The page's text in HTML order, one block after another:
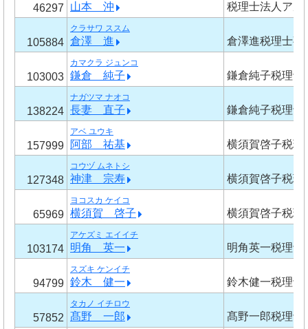
46297 山本 沖 税理士法人アル
105884
クラサワ ススム
倉澤 進 倉澤進税理士事
103003
カマクラ ジュンコ
鎌倉 純子 鎌倉純子税理士
138224
ナガツマ ナオコ
長妻 直子 鎌倉純子税理士
157999
アベ ユウキ
阿部 祐基 横須賀啓子税理
127348
コウヅ ムネトシ
神津 宗寿 横須賀啓子税理
65969
ヨコスカ ケイコ
横須賀 啓子 横須賀啓子税理
103174
アケズミ エイイチ
明角 英一 明角英一税理士
94799
スズキ ケンイチ
鈴木 健一 鈴木健一税理士
57852
タカノ イチロウ
髙野 一郎 髙野一郎税理士